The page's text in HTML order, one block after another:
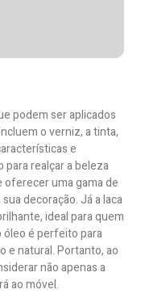
podem ser aplicados
o verniz, a tinta,
e
realçar a beleza
oferecer uma gama de
decoração. Já a laca
ideal para quem
óleo é perfeito para
e natural. Portanto, ao
não apenas a
ao móvel.